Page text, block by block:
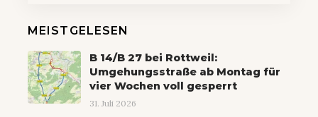
MEISTGELESEN
B 14/B 27 bei Rottweil:
Umgehungsstraße ab Montag für
vier Wochen voll gesperrt
31. Juli 2026